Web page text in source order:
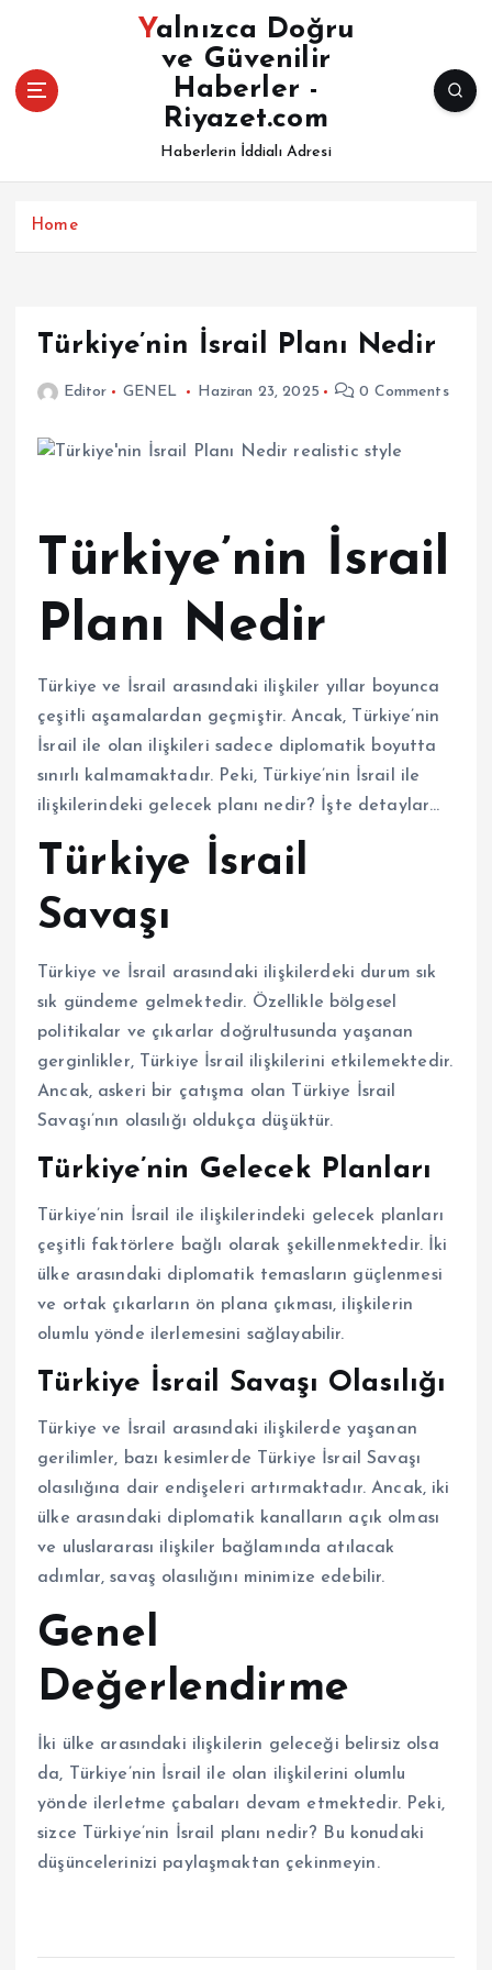
Yalnızca Doğru
ve Güvenilir
Haberler -
Riyazet.com
Haberlerin İddialı Adresi
Home
Türkiye’nin İsrail Planı Nedir
Editor GENEL Haziran 23, 2025 0 Comments
Türkiye’nin İsrail
Planı Nedir
Türkiye ve İsrail arasındaki ilişkiler yıllar boyunca
çeşitli aşamalardan geçmiştir. Ancak, Türkiye’nin
İsrail ile olan ilişkileri sadece diplomatik boyutta
sınırlı kalmamaktadır. Peki, Türkiye’nin İsrail ile
ilişkilerindeki gelecek planı nedir? İşte detaylar…
Türkiye İsrail
Savaşı
Türkiye ve İsrail arasındaki ilişkilerdeki durum sık
sık gündeme gelmektedir. Özellikle bölgesel
politikalar ve çıkarlar doğrultusunda yaşanan
gerginlikler, Türkiye İsrail ilişkilerini etkilemektedir.
Ancak, askeri bir çatışma olan Türkiye İsrail
Savaşı’nın olasılığı oldukça düşüktür.
Türkiye’nin Gelecek Planları
Türkiye’nin İsrail ile ilişkilerindeki gelecek planları
çeşitli faktörlere bağlı olarak şekillenmektedir. İki
ülke arasındaki diplomatik temasların güçlenmesi
ve ortak çıkarların ön plana çıkması, ilişkilerin
olumlu yönde ilerlemesini sağlayabilir.
Türkiye İsrail Savaşı Olasılığı
Türkiye ve İsrail arasındaki ilişkilerde yaşanan
gerilimler, bazı kesimlerde Türkiye İsrail Savaşı
olasılığına dair endişeleri artırmaktadır. Ancak, iki
ülke arasındaki diplomatik kanalların açık olması
ve uluslararası ilişkiler bağlamında atılacak
adımlar, savaş olasılığını minimize edebilir.
Genel
Değerlendirme
İki ülke arasındaki ilişkilerin geleceği belirsiz olsa
da, Türkiye’nin İsrail ile olan ilişkilerini olumlu
yönde ilerletme çabaları devam etmektedir. Peki,
sizce Türkiye’nin İsrail planı nedir? Bu konudaki
düşüncelerinizi paylaşmaktan çekinmeyin.